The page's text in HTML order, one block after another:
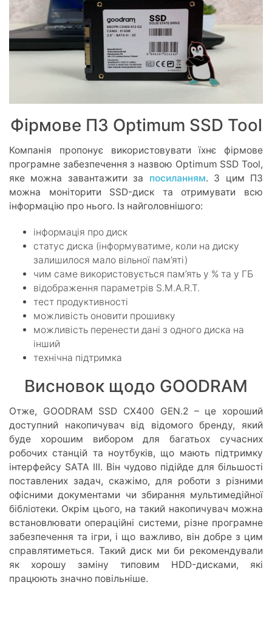
Фірмове ПЗ Optimum SSD Tool
Компанія пропонує використовувати їхнє фірмове
програмне забезпечення з назвою Optimum SSD Tool,
яке можна завантажити за посиланням. З цим ПЗ
можна моніторити SSD-диск та отримувати всю
інформацію про нього. Із найголовнішого:
інформація про диск
статус диска (інформуватиме, коли на диску
залишилося мало вільної пам’яті)
чим саме використовується пам’ять у % та у ГБ
відображення параметрів S.M.A.R.T.
тест продуктивності
можливість оновити прошивку
можливість перенести дані з одного диска на
інший
технічна підтримка
Висновок щодо GOODRAM
Отже, GOODRAM SSD CX400 GEN.2 – це хороший
доступний накопичувач від відомого бренду, який
буде хорошим вибором для багатьох сучасних
робочих станцій та ноутбуків, що мають підтримку
інтерфейсу SATA III. Він чудово підійде для більшості
поставлених задач, скажімо, для роботи з різними
офісними документами чи збирання мультимедійної
бібліотеки. Окрім цього, на такий накопичувач можна
встановлювати операційні системи, різне програмне
забезпечення та ігри, і що важливо, він добре з цим
справлятиметься. Такий диск ми би рекомендували
як хорошу заміну типовим HDD-дисками, які
працюють значно повільніше.